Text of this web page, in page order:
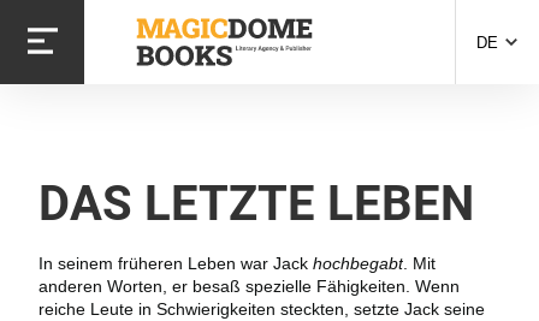
zum
Inhalt
DE
DAS LETZTE LEBEN
In seinem früheren Leben war Jack hochbegabt . Mit
anderen Worten, er besaß spezielle Fähigkeiten. Wenn
reiche Leute in Schwierigkeiten steckten, setzte Jack seine